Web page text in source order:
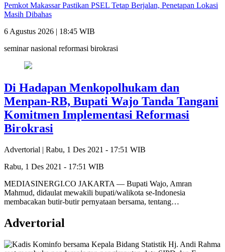
Pemkot Makassar Pastikan PSEL Tetap Berjalan, Penetapan Lokasi
Masih Dibahas
6 Agustus 2026 | 18:45 WIB
seminar nasional reformasi birokrasi
Di Hadapan Menkopolhukam dan
Menpan-RB, Bupati Wajo Tanda Tangani
Komitmen Implementasi Reformasi
Birokrasi
Advertorial | Rabu, 1 Des 2021 - 17:51 WIB
Rabu, 1 Des 2021 - 17:51 WIB
MEDIASINERGI.CO JAKARTA — Bupati Wajo, Amran
Mahmud, didaulat mewakili bupati/walikota se-Indonesia
membacakan butir-butir pernyataan bersama, tentang…
Advertorial